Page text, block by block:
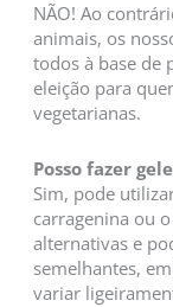
NÃO! Ao
animais, os
todos à base de
eleição para
vegetarianas.
Posso fazer
Sim, pode
carragenina ou
alternativas e
semelhantes,
variar